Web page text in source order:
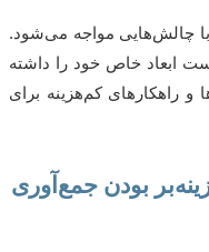
مواجه می‌شود.
خاص خود را داشته
کم‌هزینه برای
بودن جمع‌آوری